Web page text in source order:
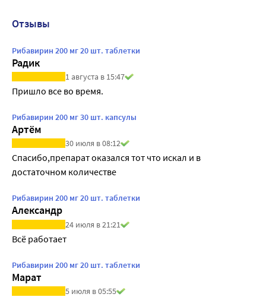
Отзывы
Рибавирин 200 мг 20 шт. таблетки
Радик
1 августа в 15:47
Пришло все во время.
Рибавирин 200 мг 30 шт. капсулы
Артём
30 июля в 08:12
Спасибо,препарат оказался тот что искал и в
достаточном количестве
Рибавирин 200 мг 20 шт. таблетки
Александр
24 июля в 21:21
Всё работает
Рибавирин 200 мг 20 шт. таблетки
Марат
5 июля в 05:55